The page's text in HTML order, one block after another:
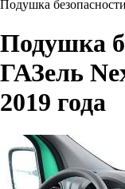
Подушка
Подушка
ГАЗель
2019 года